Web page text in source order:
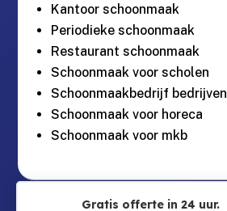
Kantoor schoonmaak
Periodieke schoonmaak
Restaurant schoonmaak
Schoonmaak voor scholen
Schoonmaakbedrijf bedrijven
Schoonmaak voor horeca
Schoonmaak voor mkb
Guntersteinweg 377,
Gratis offerte in 24 uur.